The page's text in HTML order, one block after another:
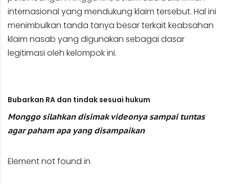
internasional yang mendukung klaim tersebut. Hal ini
menimbulkan tanda tanya besar terkait keabsahan
klaim nasab yang digunakan sebagai dasar
legitimasi oleh kelompok ini.
Bubarkan RA dan tindak sesuai hukum
Monggo silahkan disimak videonya sampai tuntas
agar paham apa yang disampaikan
Element not found in